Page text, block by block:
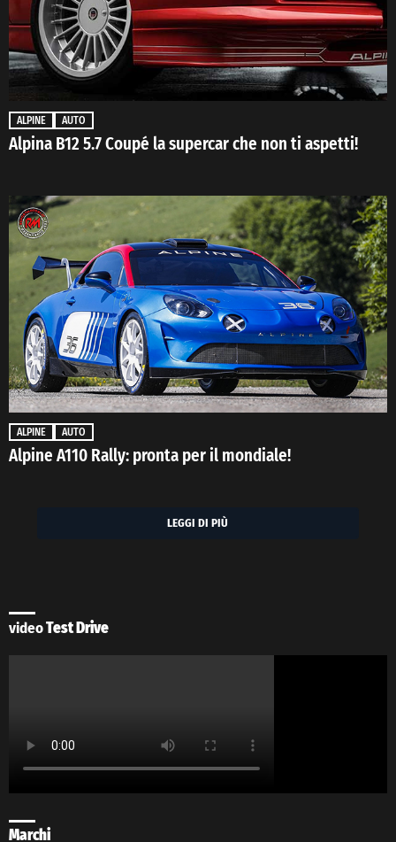
ALPINE AUTO
Alpina B12 5.7 Coupé la supercar che non ti aspetti!
ALPINE AUTO
Alpine A110 Rally: pronta per il mondiale!
LEGGI DI PIÙ
videoTest Drive
Marchi